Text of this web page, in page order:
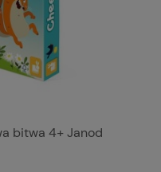
bitwa 4+ Janod